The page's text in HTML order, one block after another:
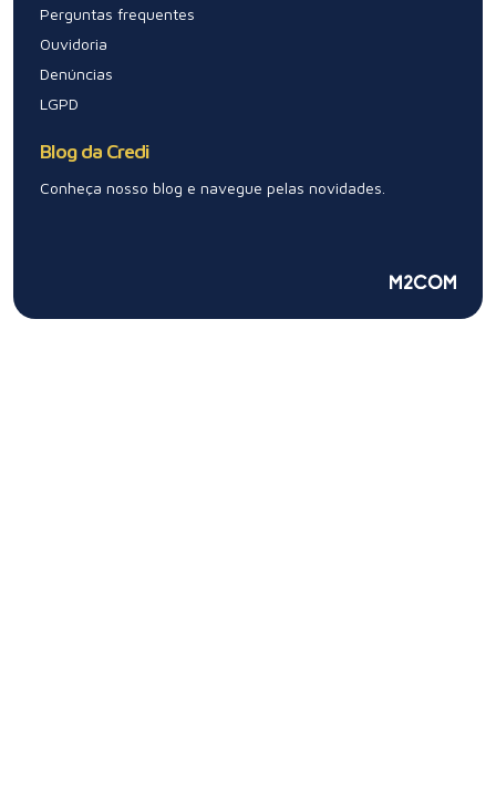
Perguntas frequentes
Ouvidoria
Denúncias
LGPD
Blog da Credi
Conheça nosso blog e navegue pelas novidades.